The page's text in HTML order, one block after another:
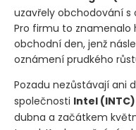
uzavřely obchodování
Pro firmu to znamenalo
obchodní den, jenž
oznámení prudkého
Pozadu nezůstávají ani
společnosti Intel (INTC)
dubna a začátkem